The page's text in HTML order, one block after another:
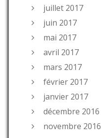
juillet 2017
juin 2017
mai 2017
avril 2017
mars 2017
février 2017
janvier 2017
décembre 2016
novembre 2016